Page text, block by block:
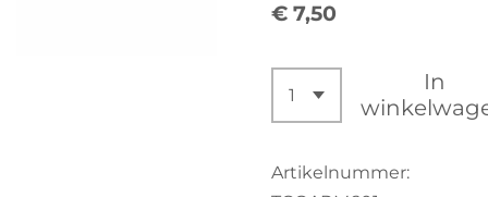
€ 7,50
In
Artikelnummer: